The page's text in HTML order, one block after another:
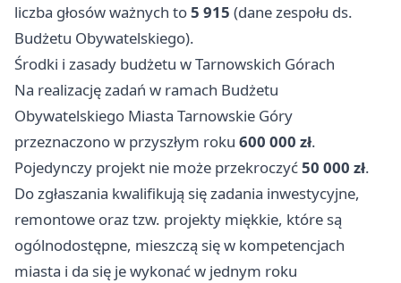
liczba głosów ważnych to5 915 (dane zespołu ds.
Budżetu Obywatelskiego).
Środki i zasady budżetu w Tarnowskich Górach
Na realizację zadań w ramach Budżetu
Obywatelskiego Miasta Tarnowskie Góry
przeznaczono w przyszłym roku 600 000 zł.
Pojedynczy projekt nie może przekroczyć50 000 zł.
Do zgłaszania kwalifikują się zadania inwestycyjne,
remontowe oraz tzw. projekty miękkie, które są
ogólnodostępne, mieszczą się w kompetencjach
miasta i da się je wykonać w jednym roku